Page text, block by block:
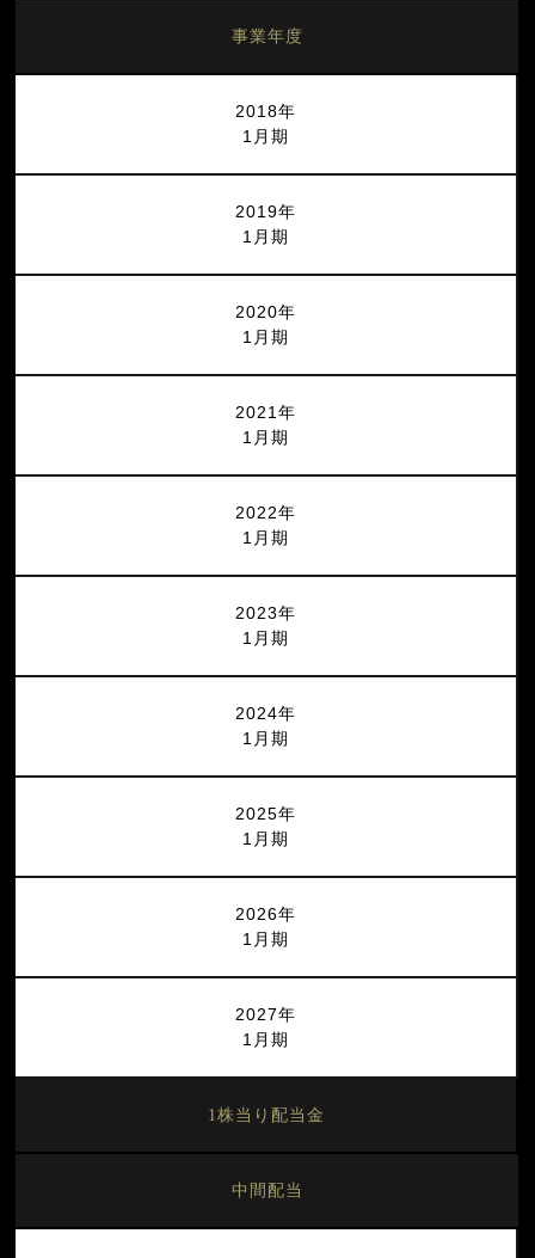
事業年度
2018年
1月期
2019年
1月期
2020年
1月期
2021年
1月期
2022年
1月期
2023年
1月期
2024年
1月期
2025年
1月期
2026年
1月期
2027年
1月期
1株当り配当金
中間配当